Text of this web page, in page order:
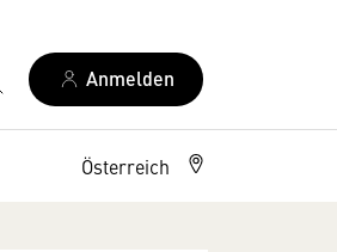
Anmelden
Österreich